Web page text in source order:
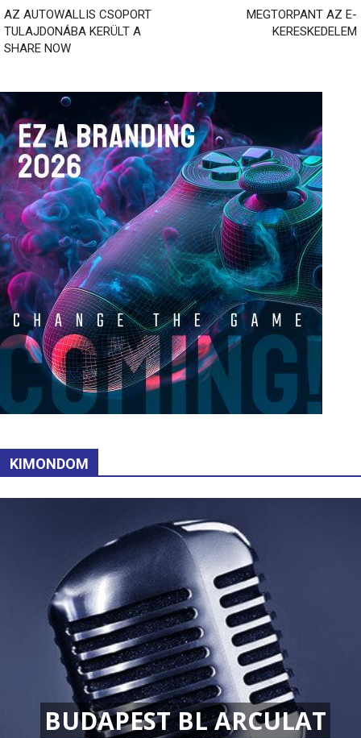
AZ AUTOWALLIS CSOPORT
TULAJDONÁBA KERÜLT A
SHARE NOW
MEGTORPANT AZ E-
KERESKEDELEM
KIMONDOM
BUDAPEST BL ARCULAT